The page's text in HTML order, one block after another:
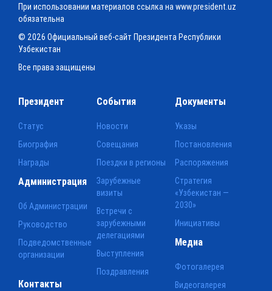
При использовании материалов ссылка на www.president.uz
обязательна
© 2026 Официальный веб-сайт Президента Республики
Узбекистан
Все права защищены
Президент
Статус
Биография
Награды
События
Новости
Совещания
Поездки в регионы
Зарубежные
визиты
Встречи с
зарубежными
делегациями
Выступления
Поздравления
Документы
Указы
Постановления
Распоряжения
Стратегия
«Узбекистан —
2030»
Инициативы
Администрация
Об Администрации
Руководство
Подведомственные
организации
Медиа
Фотогалерея
Видеогалерея
Контакты